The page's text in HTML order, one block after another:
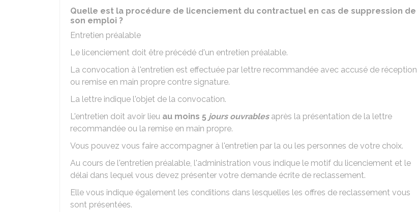
Quelle est la procédure de licenciement du contractuel en cas de suppression de
son emploi ?
Entretien préalable
Le licenciement doit être précédé d'un entretien préalable.
La convocation à l'entretien est effectuée par lettre recommandée avec accusé de réception
ou remise en main propre contre signature.
La lettre indique l'objet de la convocation.
L'entretien doit avoir lieu au moins 5 jours ouvrables après la présentation de la lettre
recommandée ou la remise en main propre.
Vous pouvez vous faire accompagner à l'entretien par la ou les personnes de votre choix.
Au cours de l'entretien préalable, l'administration vous indique le motif du licenciement et le
délai dans lequel vous devez présenter votre demande écrite de reclassement.
Elle vous indique également les conditions dans lesquelles les offres de reclassement vous
sont présentées.